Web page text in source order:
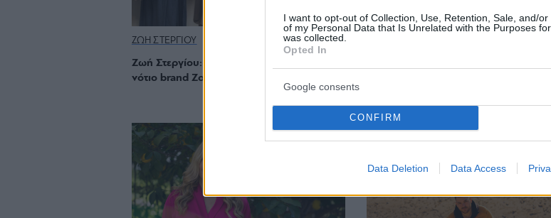
I want to opt-out of Collection, Use, Retention, Sale, and/or
of my Personal Data that Is Unrelated with the Purposes
was collected.
Opted In
Google consents
CONFIRM
Data Deletion Data Access
ΖΩΗ ΣΤΕΡΓΙΟΥ
Ζωή Στεργίου: Το πρόσωπο πίσω από το
νότιο brand Zoe Stergiou